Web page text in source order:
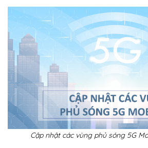
Cập nhật các vùng phủ sóng 5G